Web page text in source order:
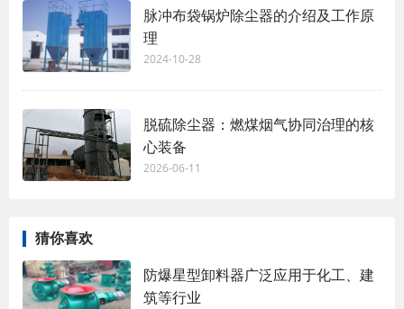
脉冲布袋锅炉除尘器的介绍及工作原
理
2024-10-28
脱硫除尘器：燃煤烟气协同治理的核
心装备
2026-06-11
猜你喜欢
防爆星型卸料器广泛应用于化工、建
筑等行业